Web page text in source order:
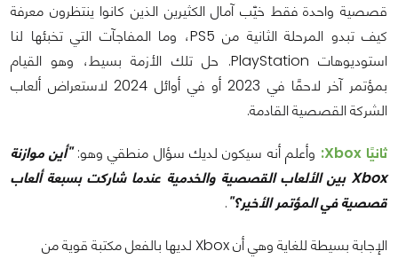
قصصية واحدة فقط خيّب آمال الكثيرين الذين كانوا ينتظرون معرفة
كيف تبدو المرحلة الثانية من PS5، وما المفاجآت التي تخبئها لنا
استوديوهات PlayStation. حل تلك الأزمة بسيط، وهو القيام
بمؤتمر آخر لاحقًا في 2023 أو في أوائل 2024 لاستعراض ألعاب
الشركة القصصية القادمة.
ثانيًا Xbox: وأعلم أنه سيكون لديك سؤال منطقي وهو: "أين موازنة
Xbox بين الألعاب القصصية والخدمية عندما شاركت بسبعة ألعاب
قصصية في المؤتمر الأخير؟".
الإجابة بسيطة للغاية وهي أن Xbox لديها بالفعل مكتبة قوية من